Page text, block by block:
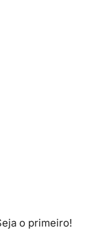
o primeiro!